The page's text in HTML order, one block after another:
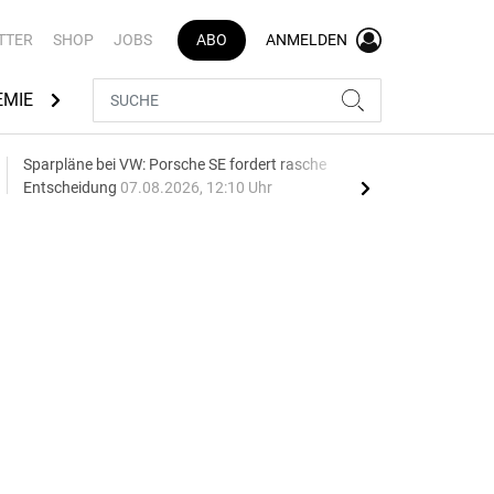
SHOP JOBS ABO ANMELDEN
AUTOMARKEN
Sparpläne bei VW: Porsche SE fordert rasche
Entscheidung 07.08.2026, 12:10 Uhr